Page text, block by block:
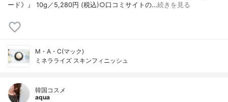
ード》』 10g／5,280円 (税込)○口コミサイトの…続きを見る
M・A・C(マック)
ミネラライズ スキンフィニッシュ
韓国コスメ
aqua